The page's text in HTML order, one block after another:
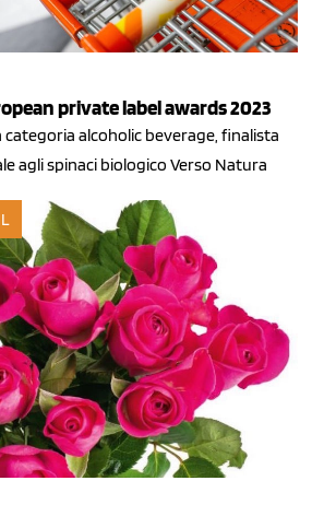
private label awards 2023
alcoholic beverage, finalista
agli spinaci biologico Verso Natura